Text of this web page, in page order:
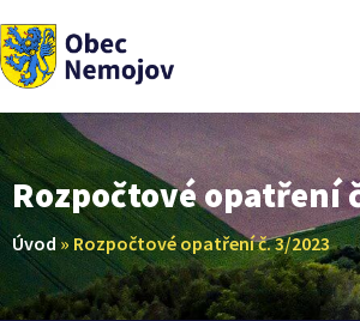
Rozpočtové opatření
Úvod »Rozpočtové opatření č. 3/2023